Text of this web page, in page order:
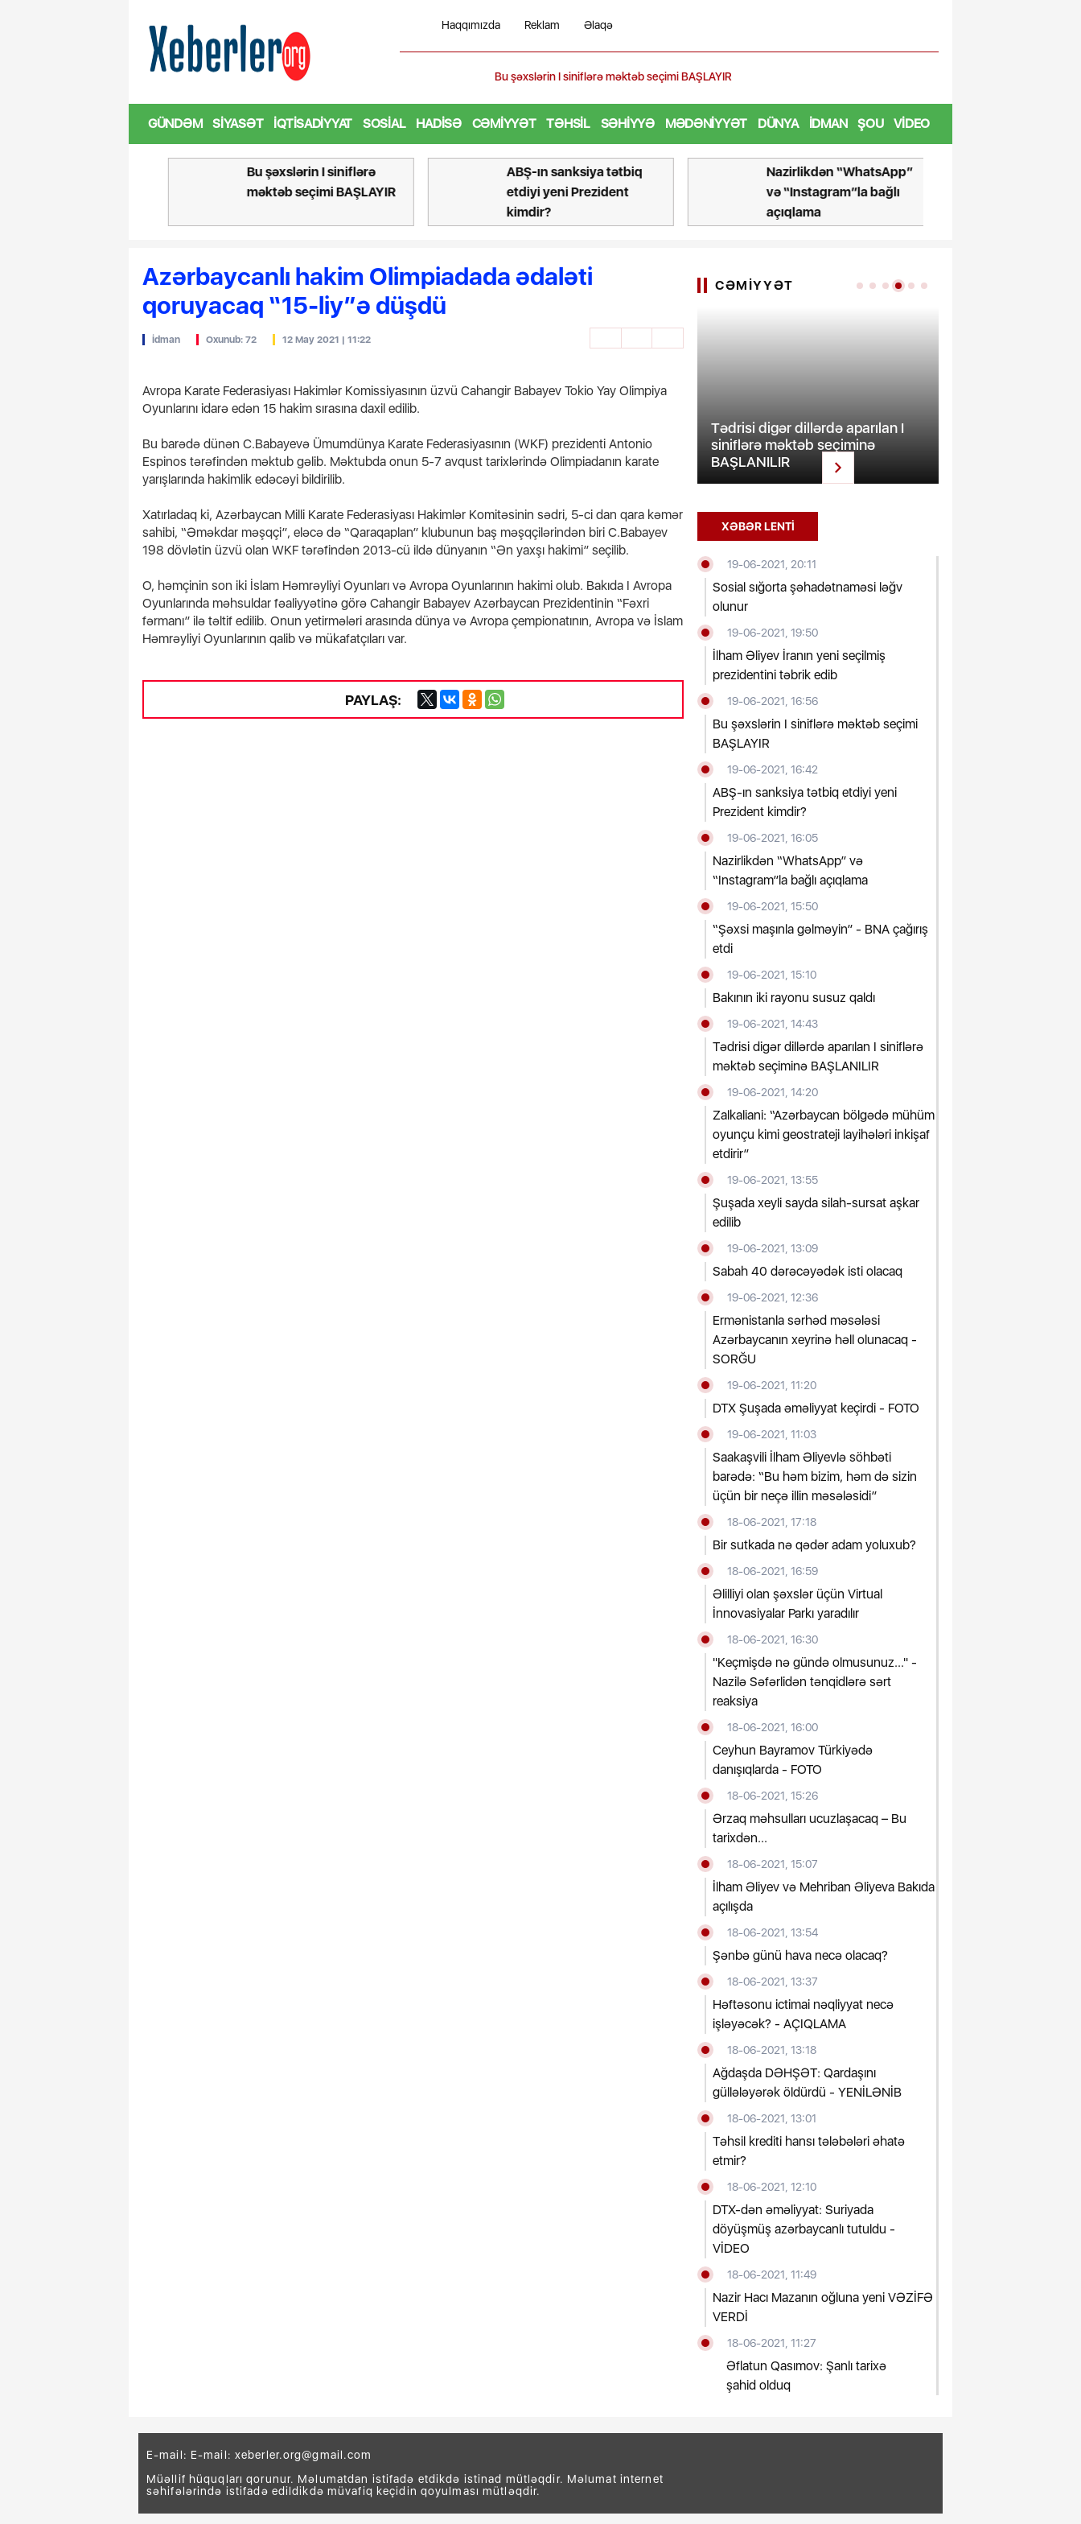
Haqqımızda Reklam Əlaqə
İranın yeni seçilmiş prezidentini təbrik edib Bu şəxslərin I siniflərə məktəb seçimi BAŞLAYIR
GÜNDƏM SIYASƏT İQTISADIYYAT SOSIAL HADISƏ CƏMIYYƏT TƏHSIL SƏHIYYƏ MƏDƏNIYYƏT DÜNYA İDMAN ŞOU VIDEO
Bu şəxslərin I siniflərə
məktəb seçimi BAŞLAYIR
ABŞ-ın sanksiya tətbiq
etdiyi yeni Prezident
kimdir?
Nazirlikdən “WhatsApp”
və “Instagram”la bağlı
açıqlama
Azərbaycanlı hakim Olimpiadada ədaləti
qoruyacaq “15-liy”ə düşdü
İdman Oxunub: 72 12 May 2021 | 11:22
Avropa Karate Federasiyası Hakimlər Komissiyasının üzvü Cahangir Babayev Tokio Yay Olimpiya
Oyunlarını idarə edən 15 hakim sırasına daxil edilib.
Bu barədə dünən C.Babayevə Ümumdünya Karate Federasiyasının (WKF) prezidenti Antonio
Espinos tərəfindən məktub gəlib. Məktubda onun 5-7 avqust tarixlərində Olimpiadanın karate
yarışlarında hakimlik edəcəyi bildirilib.
Xatırladaq ki, Azərbaycan Milli Karate Federasiyası Hakimlər Komitəsinin sədri, 5-ci dan qara kəmər
sahibi, “Əməkdar məşqçi”, eləcə də “Qaraqaplan” klubunun baş məşqçilərindən biri C.Babayev
198 dövlətin üzvü olan WKF tərəfindən 2013-cü ildə dünyanın “Ən yaxşı hakimi” seçilib.
O, həmçinin son iki İslam Həmrəyliyi Oyunları və Avropa Oyunlarının hakimi olub. Bakıda I Avropa
Oyunlarında məhsuldar fəaliyyətinə görə Cahangir Babayev Azərbaycan Prezidentinin “Fəxri
fərmanı” ilə təltif edilib. Onun yetirmələri arasında dünya və Avropa çempionatının, Avropa və İslam
Həmrəyliyi Oyunlarının qalib və mükafatçıları var.
PAYLAŞ:
CƏMIYYƏT
sığorta şəhadətnaməsi
“Şəxsi maşınla gəlməyin” - BNA
çağırış etdi
Bakının iki rayonu susuz qaldı
Tədrisi digər dillərdə aparılan I
siniflərə məktəb seçiminə
BAŞLANILIR
XƏBƏR LENTİ
19-06-2021, 20:11
Sosial sığorta şəhadətnaməsi ləğv
olunur
19-06-2021, 19:50
İlham Əliyev İranın yeni seçilmiş
prezidentini təbrik edib
19-06-2021, 16:56
Bu şəxslərin I siniflərə məktəb seçimi
BAŞLAYIR
19-06-2021, 16:42
ABŞ-ın sanksiya tətbiq etdiyi yeni
Prezident kimdir?
19-06-2021, 16:05
Nazirlikdən “WhatsApp” və
“Instagram”la bağlı açıqlama
19-06-2021, 15:50
“Şəxsi maşınla gəlməyin” - BNA çağırış
etdi
19-06-2021, 15:10
Bakının iki rayonu susuz qaldı
19-06-2021, 14:43
Tədrisi digər dillərdə aparılan I siniflərə
məktəb seçiminə BAŞLANILIR
19-06-2021, 14:20
Zalkaliani: “Azərbaycan bölgədə mühüm
oyunçu kimi geostrateji layihələri inkişaf
etdirir”
19-06-2021, 13:55
Şuşada xeyli sayda silah-sursat aşkar
edilib
19-06-2021, 13:09
Sabah 40 dərəcəyədək isti olacaq
19-06-2021, 12:36
Ermənistanla sərhəd məsələsi
Azərbaycanın xeyrinə həll olunacaq -
SORĞU
19-06-2021, 11:20
DTX Şuşada əməliyyat keçirdi - FOTO
19-06-2021, 11:03
Saakaşvili İlham Əliyevlə söhbəti
barədə: “Bu həm bizim, həm də sizin
üçün bir neçə illin məsələsidi”
18-06-2021, 17:18
Bir sutkada nə qədər adam yoluxub?
18-06-2021, 16:59
Əlilliyi olan şəxslər üçün Virtual
İnnovasiyalar Parkı yaradılır
18-06-2021, 16:30
"Keçmişdə nə gündə olmusunuz..." -
Nazilə Səfərlidən tənqidlərə sərt
reaksiya
18-06-2021, 16:00
Ceyhun Bayramov Türkiyədə
danışıqlarda - FOTO
18-06-2021, 15:26
Ərzaq məhsulları ucuzlaşacaq – Bu
tarixdən...
18-06-2021, 15:07
İlham Əliyev və Mehriban Əliyeva Bakıda
açılışda
18-06-2021, 13:54
Şənbə günü hava necə olacaq?
18-06-2021, 13:37
Həftəsonu ictimai nəqliyyat necə
işləyəcək? - AÇIQLAMA
18-06-2021, 13:18
Ağdaşda DƏHŞƏT: Qardaşını
güllələyərək öldürdü - YENİLƏNİB
18-06-2021, 13:01
Təhsil krediti hansı tələbələri əhatə
etmir?
18-06-2021, 12:10
DTX-dən əməliyyat: Suriyada
döyüşmüş azərbaycanlı tutuldu -
VİDEO
18-06-2021, 11:49
Nazir Hacı Mazanın oğluna yeni VƏZİFƏ
VERDİ
18-06-2021, 11:27
Əflatun Qasımov: Şanlı tarixə
şahid olduq
E-mail: E-mail: xeberler.org@gmail.com
Müəllif hüquqları qorunur. Məlumatdan istifadə etdikdə istinad mütləqdir. Məlumat internet
səhifələrində istifadə edildikdə müvafiq keçidin qoyulması mütləqdir.